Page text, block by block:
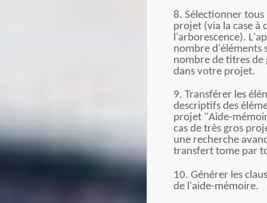
8. Sélectionner tous
projet (via la case à
l'arborescence).
nombre d'éléments
nombre de titres de
dans votre projet.
9. Transférer les
descriptifs des
projet "Aide-
cas de très gros
une recherche
transfert tome par
10. Générer les
de l'aide-mémoire.